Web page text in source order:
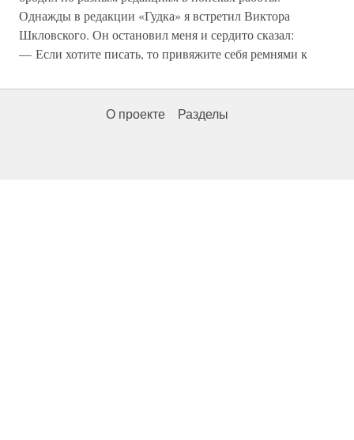
Однажды в редакции «Гудка» я встретил Виктора
Шкловского. Он остановил меня и сердито сказал:
— Если хотите писать, то привяжите себя ремнями к
О проекте Разделы